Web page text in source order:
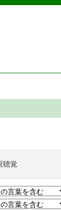
索・予約システム
聴覚